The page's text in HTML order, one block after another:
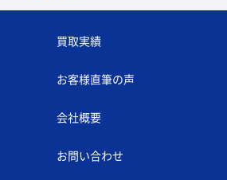
買取実績
お客様直筆の声
会社概要
お問い合わせ